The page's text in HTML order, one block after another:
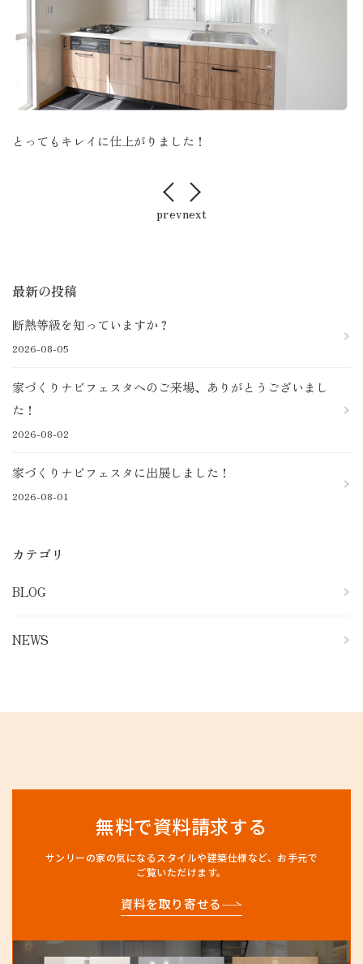
とってもキレイに仕上がりました！
prevnext
最新の投稿
断熱等級を知っていますか？
2026-08-05
家づくりナビフェスタへのご来場、ありがとうございまし
た！
2026-08-02
家づくりナビフェスタに出展しました！
2026-08-01
カテゴリ
BLOG
NEWS
無料で資料請求する
サンリーの家の気になるスタイルや建築仕様など、 お手元で
ご覧いただけます。
資料を取り寄せる